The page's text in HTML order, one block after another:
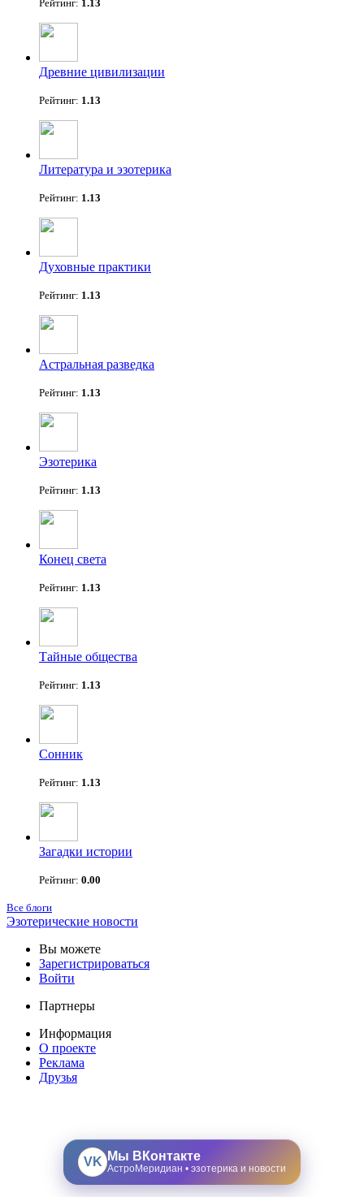
Рейтинг: 1.13
Древние цивилизации
Рейтинг: 1.13
Литература и эзотерика
Рейтинг: 1.13
Духовные практики
Рейтинг: 1.13
Астральная разведка
Рейтинг: 1.13
Эзотерика
Рейтинг: 1.13
Конец света
Рейтинг: 1.13
Тайные общества
Рейтинг: 1.13
Сонник
Рейтинг: 1.13
Загадки истории
Рейтинг: 0.00
Все блоги
Эзотерические новости
Вы можете
Зарегистрироваться
Войти
Партнеры
Информация
О проекте
Реклама
Друзья
VK Мы ВКонтакте
АстроМеридиан • эзотерика и новости